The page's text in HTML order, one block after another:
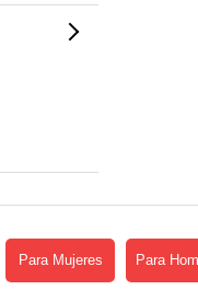
Para Mujeres Para